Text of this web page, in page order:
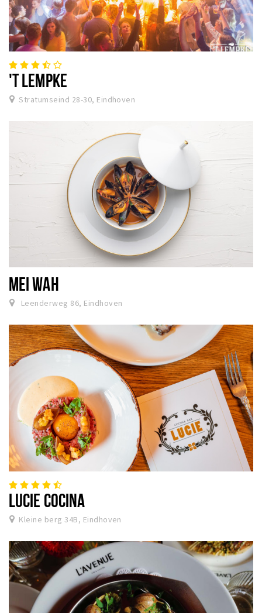
'T LEMPKE
Stratumseind 28-30, Eindhoven
MEI WAH
Leenderweg 86, Eindhoven
LUCIE COCINA
Kleine berg 34B, Eindhoven